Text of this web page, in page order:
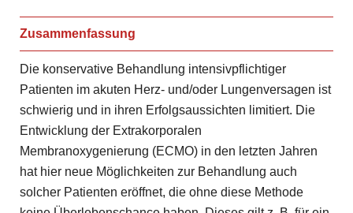
Zusammenfassung
Die konservative Behandlung intensivpflichtiger
Patienten im akuten Herz- und/oder Lungenversagen ist
schwierig und in ihren Erfolgsaussichten limitiert. Die
Entwicklung der Extrakorporalen
Membranoxygenierung (ECMO) in den letzten Jahren
hat hier neue Möglichkeiten zur Behandlung auch
solcher Patienten eröffnet, die ohne diese Methode